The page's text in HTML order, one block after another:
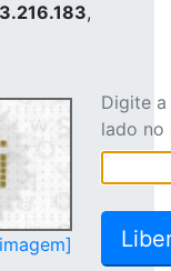
,
Digite
lado no